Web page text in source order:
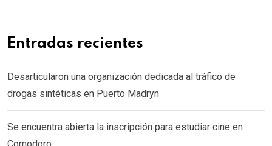
Entradas recientes
Desarticularon una organización dedicada al tráfico de
drogas sintéticas en Puerto Madryn
Se encuentra abierta la inscripción para estudiar cine en